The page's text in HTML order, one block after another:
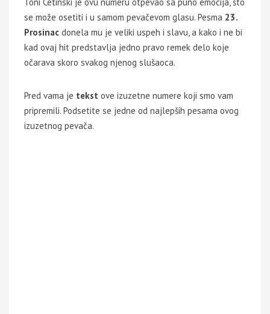
se može osetiti i u samom pevačevom glasu. Pesma 23.
Prosinac donela mu je veliki uspeh i slavu, a kako i ne bi
kad ovaj hit predstavlja jedno pravo remek delo koje
očarava skoro svakog njenog slušaoca.
Pred vama je tekst ove izuzetne numere koji smo vam
pripremili. Podsetite se jedne od najlepših pesama ovog
izuzetnog pevača.